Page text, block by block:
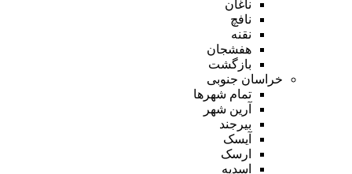
ناغان
نافچ
نقنه
هفشجان
بازگشت
خراسان جنوبی
تمام شهر‌ها
آرین شهر
بیرجند
آیسک
ارسک
اسدیه